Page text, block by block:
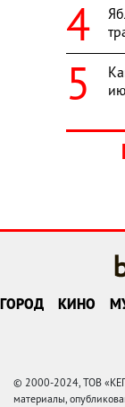
ГОРОД КИНО
© 2000-2024, ТОВ
материалы,